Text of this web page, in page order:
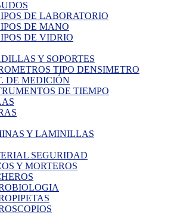
DE LABORATORIO
DE MANO
DE VIDRIO
Y SOPORTES
TIPO DENSIMETRO
DE MEDICIÓN
DE TIEMPO
Y LAMINILLAS
SEGURIDAD
Y MORTEROS